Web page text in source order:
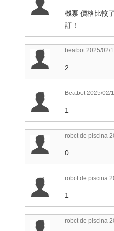
機票 價格比較
訂！
beatbot 2025/02/
2
Beatbot 2025/02/
1
robot de piscina
0
robot de piscina
1
robot de piscina